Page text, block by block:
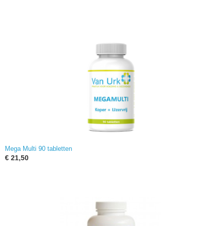
Mega Multi 90 tabletten
€ 21,50